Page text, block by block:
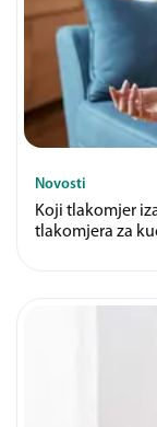
Novosti
Koji tlakomjer
tlakomjera za